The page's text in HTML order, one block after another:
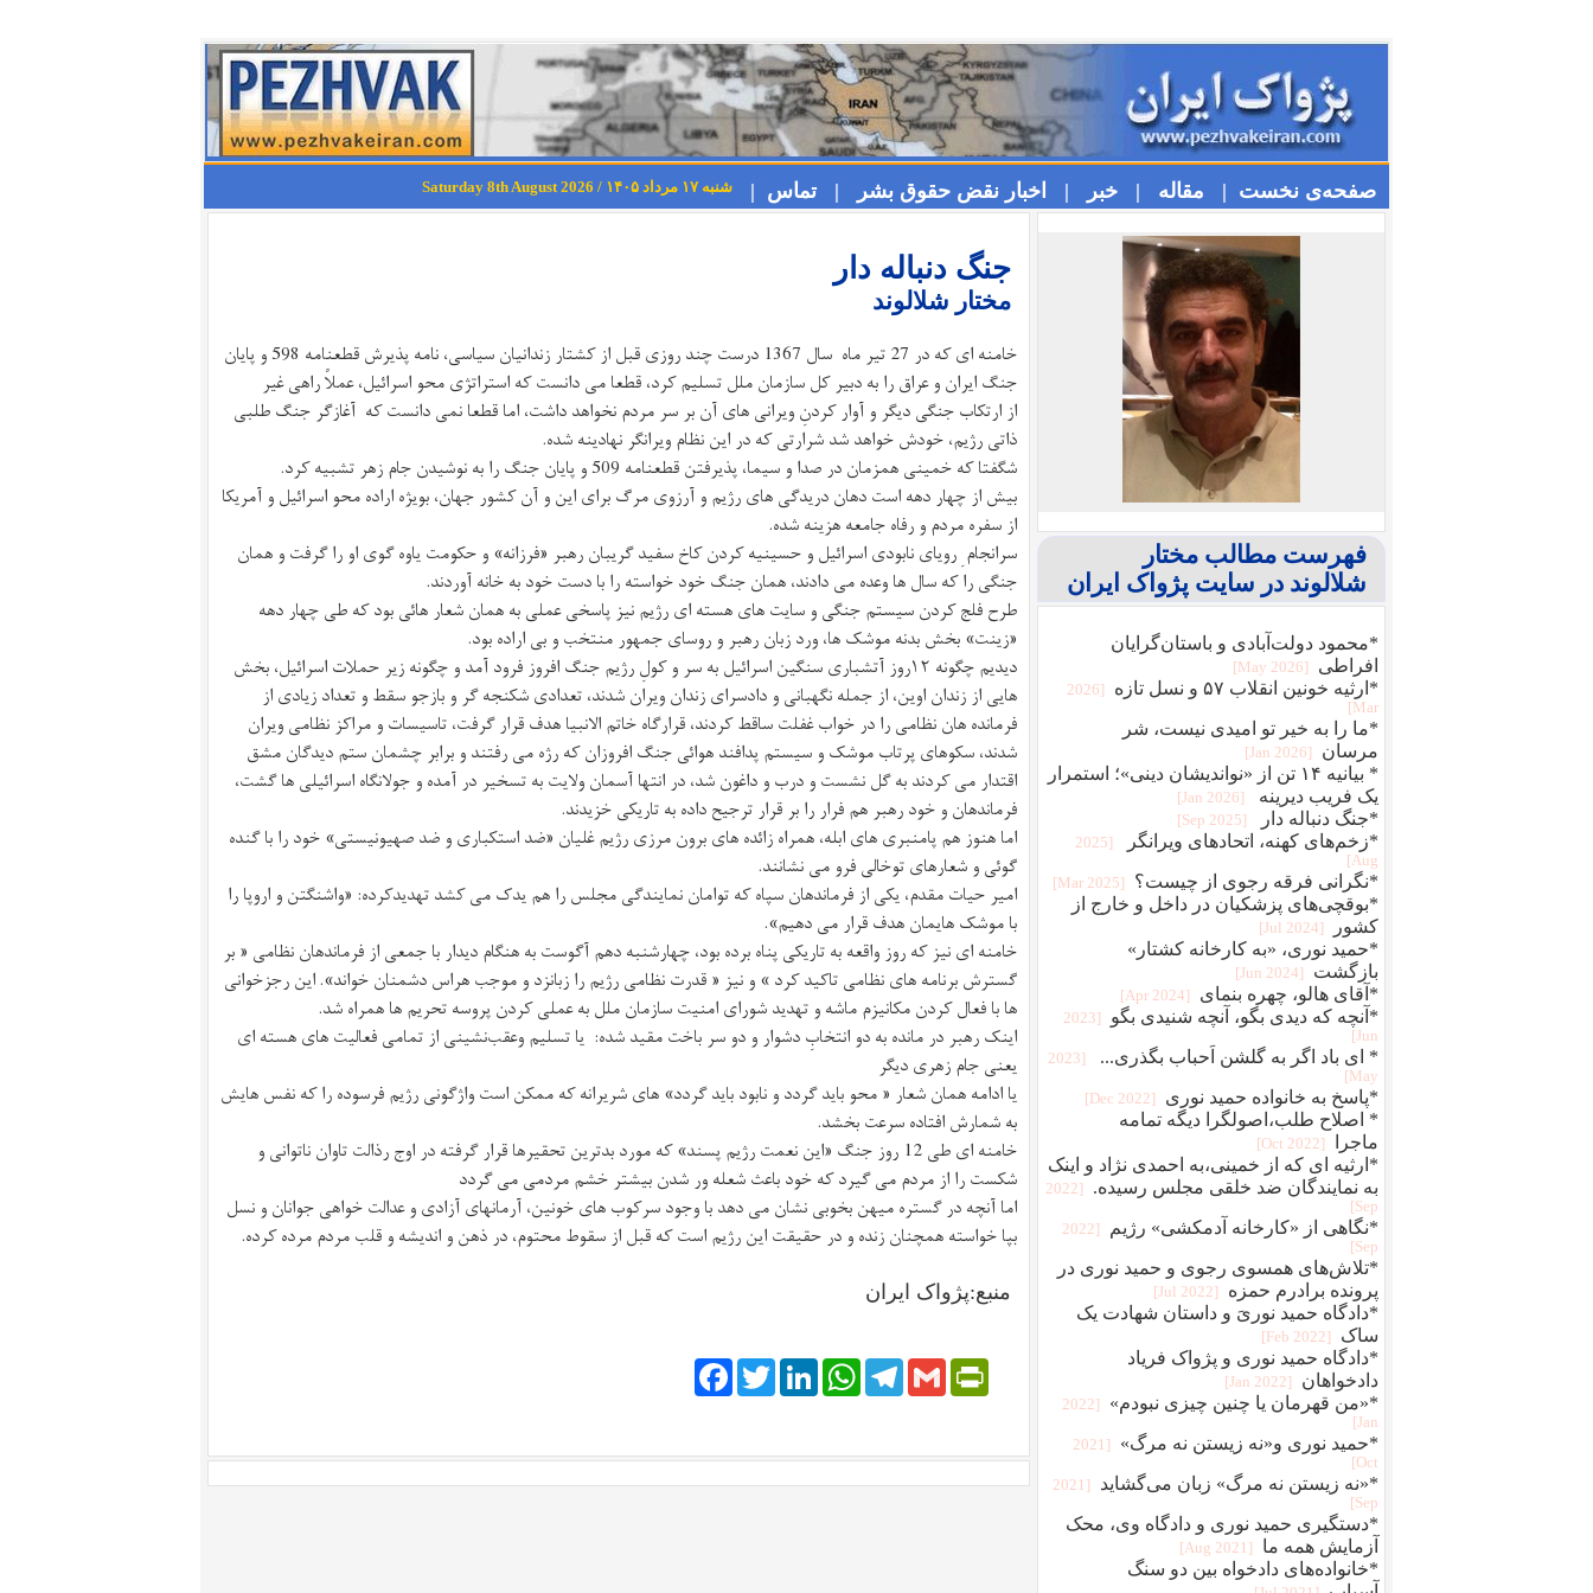
صفحه‌ی نخست | مقاله | خبر | اخبار نقض حقوق بشر | تماس | شنبه ۱۷ مرداد ۱۴۰۵ / Saturday 8th August 2026
جنگ دنباله دار
مختار شلالوند
خامنه ای که در 27 تیر ماه سال 1367 درست چند روزی قبل از کشتار زندانیان سیاسی، نامه پذیرش قطعنامه 598 و پایان
جنگ ایران و عراق را به دبیر کل سازمان ملل تسلیم کرد، قطعا می دانست که استراتژی محو اسرائیل، عملاً راهی غیر
از ارتکاب جنگی دیگر و آوار کردنِ ویرانی های آن بر سر مردم نخواهد داشت، اما قطعا نمی دانست که آغازگر جنگ طلبی
ذاتی رژیم، خودش خواهد شد شرارتی که در این نظام ویرانگر نهادینه شده.
شگفتا که خمینی همزمان در صدا و سیما، پذیرفتن قطعنامه 509 و پایان جنگ را به نوشیدن جام زهر تشبیه کرد.
بیش از چهار دهه است دهان دریدگی های رژیم و آرزوی مرگ برای این و آن کشور جهان، بویژه اراده محو اسرائیل و آمریکا
از سفره مردم و رفاه جامعه هزینه شده.
سرانجام ِ رویای نابودی اسرائیل و حسینیه کردن کاخ سفید گریبان رهبر «فرزانه» و حکومت یاوه گوی او را گرفت و همان
جنگی را که سال ها وعده می دادند، همان جنگ خود خواسته را با دست خود به خانه آوردند.
طرح فلج کردن سیستم جنگی و سایت های هسته ای رژیم نیز پاسخی عملی به همان شعار هائی بود که طی چهار دهه
«زینت» بخش بدنه موشک ها، ورد زبان رهبر و روسای جمهور منتخب و بی اراده بود.
دیدیم چگونه ۱۲روز آتشباری سنگین اسرائیل به سر و کولِ رژیم جنگ افروز فرود آمد و چگونه زیر حملات اسرائیل، بخش
هایی از زندان اوین، از جمله نگهبانی و دادسرای زندان ویران شدند، تعدادی شکنجه گر و بازجو سقط و تعداد زیادی از
فرمانده هان نظامی را در خواب غفلت ساقط کردند، قرارگاه خاتم الانبیا هدف قرار گرفت، تاسیسات و مراکز نظامی ویران
شدند، سکوهای پرتاب موشک و سیستم پدافند هوائی جنگ افروزان که رژه می رفتند و برابر چشمان ستم دیدگان مشق
اقتدار می کردند به گل نشست و درب و داغون شد، در انتها آسمان ولایت به تسخیر در آمده و جولانگاه اسرائیلی ها گشت،
فرماندهان و خود رهبر هم فرار را بر قرار ترجیح داده به تاریکی خزیدند.
اما هنوز هم پامنبری های ابله، همراه زائده های برون مرزی رژیم غلیان «ضد استکباری و ضد صهیونیستی» خود را با گنده
گوئی و شعارهای توخالی فرو می نشانند.
امیر حیات مقدم، یکی از فرماندهان سپاه که توامان نمایندگی مجلس را هم یدک می کشد تهدیدکرده: «واشنگتن و اروپا را
با موشک هایمان هدف قرار می دهیم».
خامنه ای نیز که روز واقعه به تاریکی پناه برده بود، چهارشنبه دهم آگوست به هنگام دیدار با جمعی از فرماندهان نظامی « بر
گسترش برنامه های نظامی تاکید کرد » و نیز « قدرت نظامی رژیم را زبانزد و موجب هراس دشمنان خواند». این رجزخوانی
ها با فعال کردن مکانیزم ماشه و تهدید شورای امنیت سازمان ملل به عملی کردن پروسه تحریم‌ ها همراه شد.
اینک رهبر در مانده به دو انتخابِ دشوار و دو سر باخت مقید شده: یا تسلیم وعقب‌نشینی از تمامی فعالیت های هسته ای
یعنی جام زهری دیگر
یا ادامه همان شعار « محو باید گردد و نابود باید گردد» های شریرانه که ممکن است واژگونی رژیم فرسوده را که نفس هایش
به شمارش افتاده سرعت بخشد.
خامنه ای طی 12 روز جنگ «این نعمت رژیم پسند» که مورد بدترین تحقیرها قرار گرفته در اوج رذالت تاوان ناتوانی و
شکست را از مردم می گیرد که خود باعث شعله ور شدن بیشتر خشم مردمی می گردد
اما آنچه در گستره میهن بخوبی نشان می دهد با وجود سرکوب های خونین، آرمانهای آزادی و عدالت خواهی جوانان و نسل
بپا خواسته همچنان زنده و در حقیقت این رژیم است که قبل از سقوط محتوم، در ذهن و اندیشه و قلب مردم مرده کرده.
منبع:پژواک ایران
FacebookTwitterLinkedIn
WhatsAppTelegramGmail
PrintFriendly
فهرست مطالب مختار
شلالوند در سایت پژواک ایران
*محمود دولت‌آبادی و باستان‌گرایان
افراطی
[2026 May]
*ارثیه خونین انقلاب ۵۷ و نسل تازه
[2026
Mar]
*ما را به خیر تو امیدی نیست، شر
مرسان
[2026 Jan]
* بیانیه ۱۴ تن از «نواندیشان دینی»؛ استمرار
یک فریب دیرینه
[2026 Jan]
*جنگ دنباله دار [2025 Sep]
*زخم‌های کهنه، اتحادهای ویرانگر
[2025
Aug]
*نگرانی فرقه رجوی از چیست؟ [2025 Mar]
*بوقچی‌های پزشکیان در داخل و خارج از
کشور
[2024 Jul]
*حمید نوری، «به کارخانه کشتار»
بازگشت
[2024 Jun]
*آقای هالو، چهره بنمای [2024 Apr]
*آنچه که دیدی بگو، آنچه شنیدی بگو
[2023
Jun]
* ای باد اگر به گلشن اَحباب بگذری...
[2023
May]
*پاسخ به خانواده حمید نوری [2022 Dec]
* اصلاح طلب،اصولگرا دیگه تمامه
ماجرا
[2022 Oct]
*ارثیه ای که از خمینی،به احمدی نژاد و اینک
به نمایندگان ضد خلقی مجلس رسیده.
[2022
Sep]
*نگاهی از «کارخانه آدمکشی» رژیم
[2022
Sep]
*تلاش‌های همسوی رجوی و حمید نوری در
پرونده برادرم حمزه
[2022 Jul]
*دادگاه حمید نوریَ و داستان شهادت یک
ساک
[2022 Feb]
*دادگاه حمید نوری و پژواک فریاد
دادخواهان
[2022 Jan]
*«من قهرمان یا چنین چیزی نبودم»
[2022
Jan]
*حمید نوری و«نه زیستن نه مرگ»
[2021
Oct]
*«نه زیستن نه مرگ» زبان می‌گشاید
[2021
Sep]
*دستگیری حمید نوری و دادگاه وی، محک
آزمایش همه ما
[2021 Aug]
*خانواده‌های دادخواه بین دو سنگ